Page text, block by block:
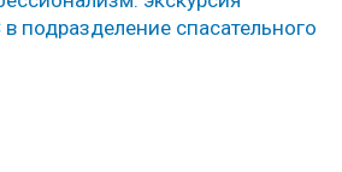
подразделение спасательного